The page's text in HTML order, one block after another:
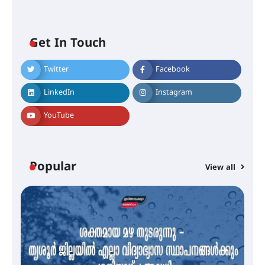
Get In Touch
Twitter Facebook
LinkedIn Instagram
YouTube
Popular View all
എം.ജി. യൂണിവേഴ്‌സിറ്റിയിൽ നിന്ന്
ഇംഗ്ളീഷ് സാഹിത്യത്തിൽ
ഡോക്ടറേറ്റ് നേടിയ എൻ. ആര്യ
വെള്ളിയാഴ്ച സ്‌ക്രീൻ ചെയ്യുന്നു
സെന്റ് ജോസഫ്സ് കോളജ്
കോമേഴ്‌സ് അസോസിയേഷന്
തുടക്കമായി